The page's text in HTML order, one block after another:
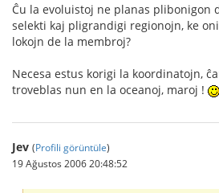
Ĉu la evoluistoj ne planas plibonigon
selekti kaj pligrandigi regionojn, ke
lokojn de la membroj?
Necesa estus korigi la koordinatojn,
troveblas nun en la oceanoj, maroj !
Jev (Profili görüntüle)
19 Ağustos 2006 20:48:52